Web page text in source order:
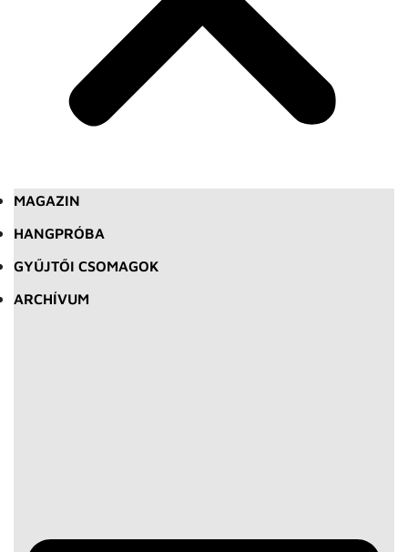
MAGAZIN
HANGPRÓBA
GYŰJTŐI CSOMAGOK
ARCHÍVUM